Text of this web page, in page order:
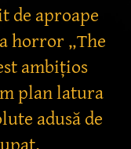
de aproape
horror „The
ambițios
plan latura
adusă de